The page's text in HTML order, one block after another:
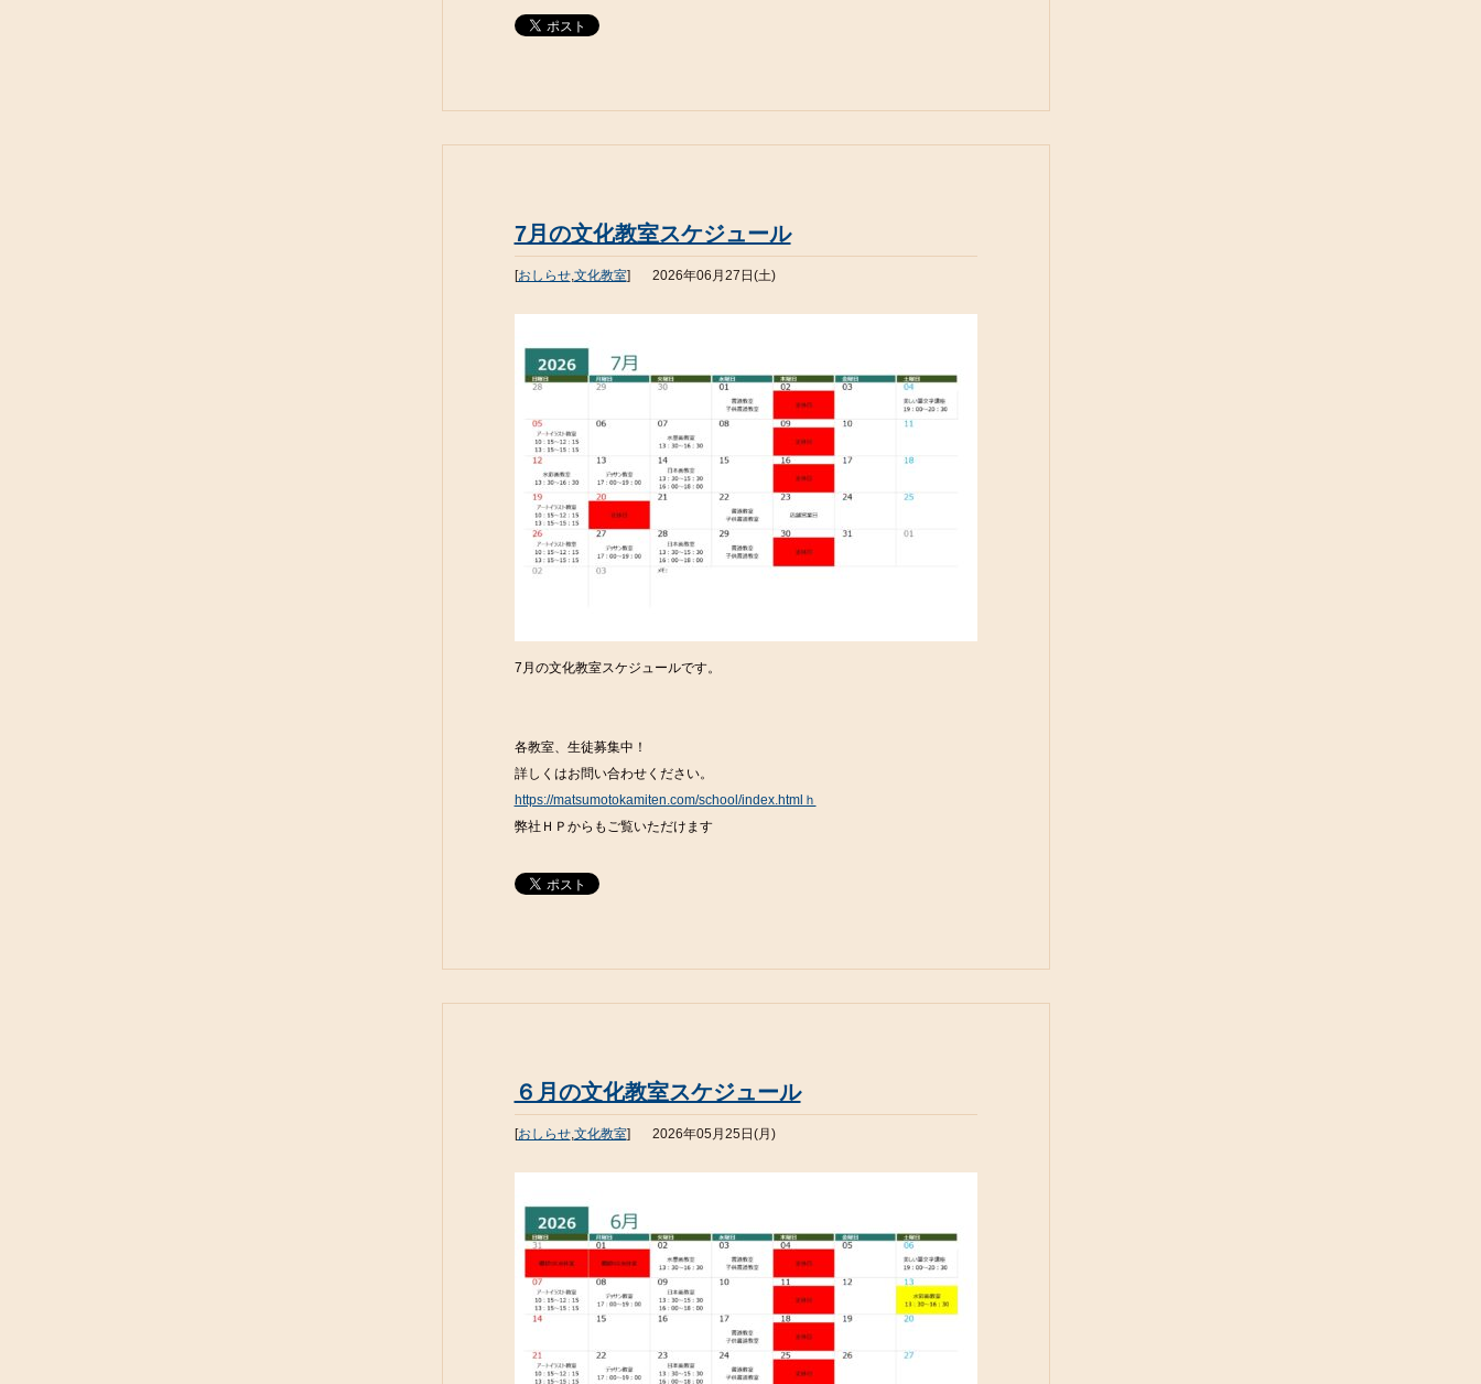
7月の文化教室スケジュール
[おしらせ,文化教室] 2026年06月27日(土)
7月の文化教室スケジュールです。
各教室、生徒募集中！
詳しくはお問い合わせください。
https://matsumotokamiten.com/school/index.htmlｈ
弊社ＨＰからもご覧いただけます
６月の文化教室スケジュール
[おしらせ,文化教室] 2026年05月25日(月)